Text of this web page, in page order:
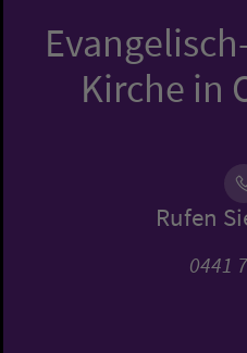
Kirche in
Rufen
0441